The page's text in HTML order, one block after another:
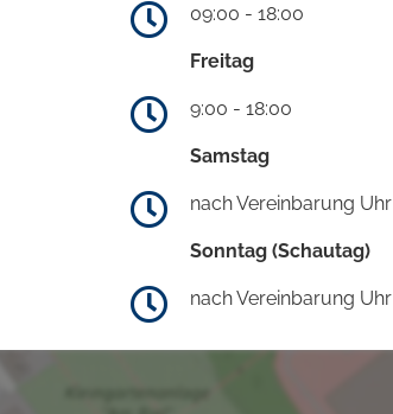
09:00 - 18:00
Freitag
9:00 - 18:00
Samstag
nach Vereinbarung Uhr
Sonntag (Schautag)
nach Vereinbarung Uhr